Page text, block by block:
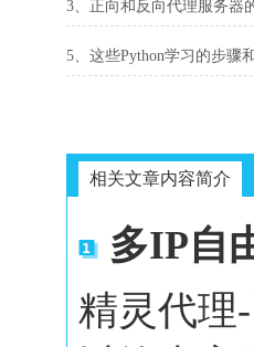
3、正向和反向代理服务器
5、这些Python学习的步骤
相关文章内容简介
多IP自
精灵代理